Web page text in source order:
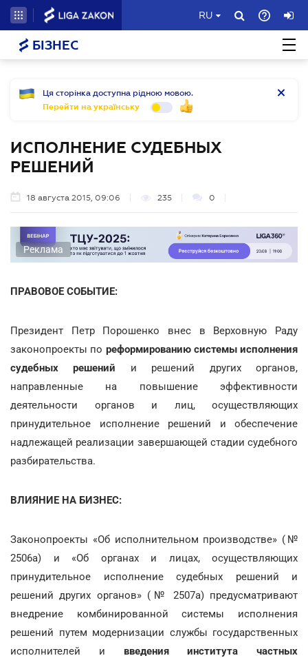
RU
БІЗНЕС
Ця сторінка доступна рідною мовою.
Перейти на українську
ИСПОЛНЕНИЕ СУДЕБНЫХ
РЕШЕНИЙ
18 августа 2015, 09:06 235 0
Реклама
ПРАВОВОЕ СОБЫТИЕ:
Президент Петр Порошенко внес в Верховную Раду
законопроекты по реформированию системы исполнения
судебных решений и решений других органов,
направленные на повышение эффективности
деятельности органов и лиц, осуществляющих
принудительное исполнение решений и обеспечение
надлежащей реализации завершающей стадии судебного
разбирательства.
ВЛИЯНИЕ НА БИЗНЕС:
Законопроекты «Об исполнительном производстве» (№
2506а) и «Об органах и лицах, осуществляющих
принудительное исполнение судебных решений и
решений других органов» (№ 2507а) предусматривают
внедрение комбинированной системы исполнения
решений путем модернизации службы государственных
исполнителей и введения института частных